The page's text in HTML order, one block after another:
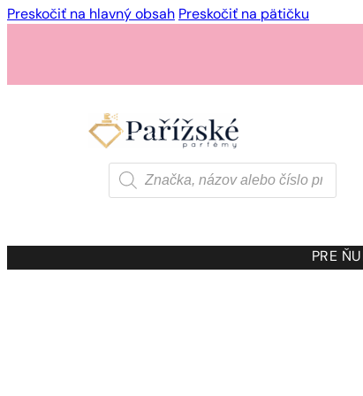
Preskočiť na hlavný obsah Preskočiť na pätičku
1 - 3 ks.
Products
search
PRE ŇU